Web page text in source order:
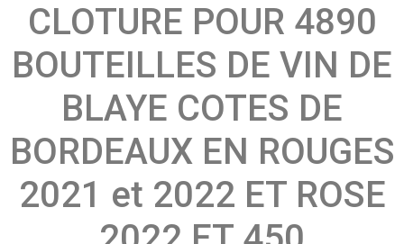
CLOTURE POUR 4890
BOUTEILLES DE VIN DE
BLAYE COTES DE
BORDEAUX EN ROUGES
2021 et 2022 ET ROSE